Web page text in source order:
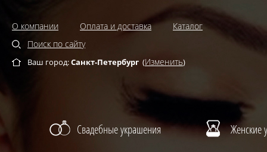
О компании Оплата и доставка
Каталог
Поиск по сайту
Ваш город:Санкт-Петербург (Изменить)
Свадебные украшения Женские